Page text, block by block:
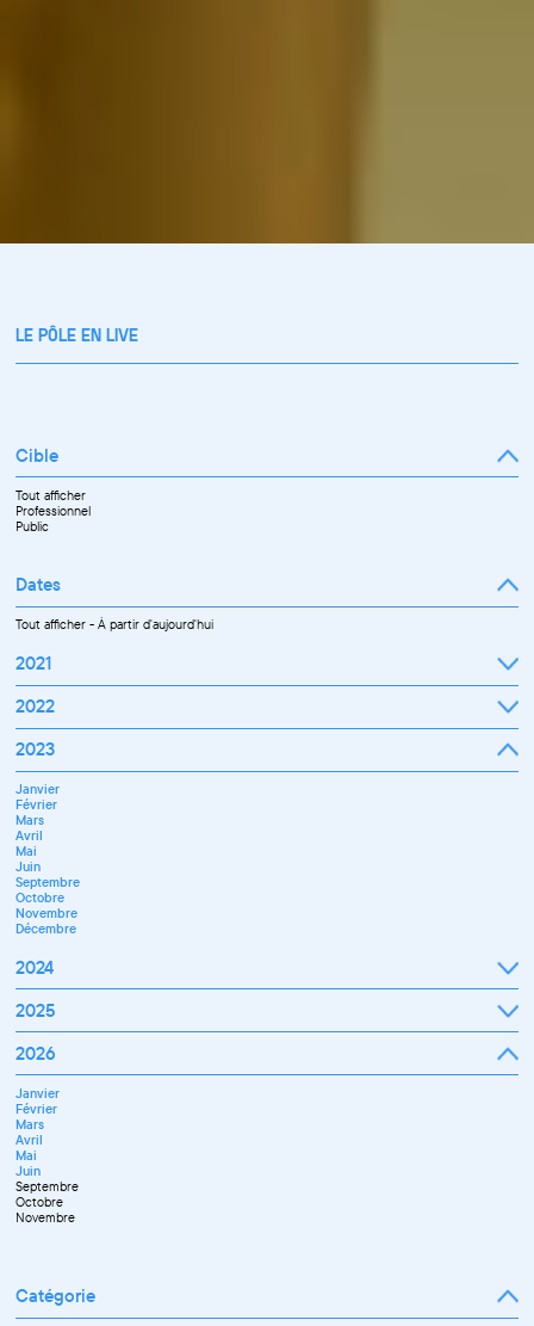
LE PÔLE EN LIVE
Cible
Tout afficher
Professionnel
Public
Dates
Tout afficher-À partir d'aujourd'hui
2021
Septembre
Novembre
Décembre
2022
Janvier
Mars
Avril
Mai
Juin
Juillet
Septembre
Octobre
Novembre
Décembre
2023
Janvier
Février
Mars
Avril
Mai
Juin
Septembre
Octobre
Novembre
Décembre
2024
Janvier
Février
Mars
Avril
Juin
Juillet
Septembre
Novembre
Décembre
2025
Janvier
Février
Mars
Avril
Mai
Juin
Juillet
Septembre
Octobre
Novembre
Décembre
2026
Janvier
Février
Mars
Avril
Mai
Juin
Septembre
Octobre
Novembre
Catégorie